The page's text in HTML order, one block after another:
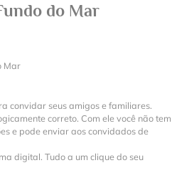
do Mar
Mar
convidar seus amigos e familiares.
correto. Com ele você não tem
e pode enviar aos convidados de
digital. Tudo a um clique do seu